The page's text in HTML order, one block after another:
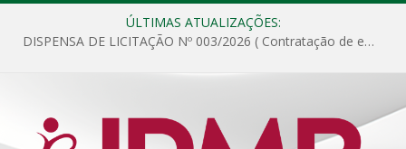
ÚLTIMAS ATUALIZAÇÕES:
DISPENSA DE LICITAÇÃO Nº 003/2026 ( Contratação de empresa para fornecimento de gêneros alimentícios não perecíveis, materiais de expediente, descartáveis, copa e cozinha, para análise e posterior publicação.)